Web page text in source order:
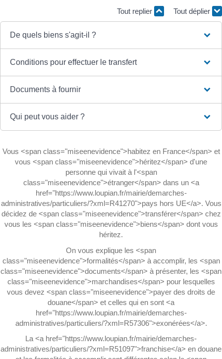
Tout replier
Tout déplier
De quels biens s'agit-il ?
Conditions pour effectuer le transfert
Documents à fournir
Qui peut vous aider ?
Vous <span class="miseenevidence">habitez en France</span> et
vous <span class="miseenevidence">héritez</span> d'une
personne qui vivait à l'<span
class="miseenevidence">étranger</span> dans un <a
href="https://www.loupian.fr/mairie/demarches-
administratives/particuliers/?xml=R41270">pays hors UE</a>. Vous
décidez de <span class="miseenevidence">transférer</span> chez
vous les <span class="miseenevidence">biens</span> dont vous
héritez.
On vous explique les <span
class="miseenevidence">formalités</span> à accomplir, les <span
class="miseenevidence">documents</span> à présenter, les <span
class="miseenevidence">marchandises</span> pour lesquelles
vous devez <span class="miseenevidence">payer des droits de
douane</span> et celles qui en sont <a
href="https://www.loupian.fr/mairie/demarches-
administratives/particuliers/?xml=R57306">exonérées</a>.
La <a href="https://www.loupian.fr/mairie/demarches-
administratives/particuliers/?xml=R51097">franchise</a> en douane